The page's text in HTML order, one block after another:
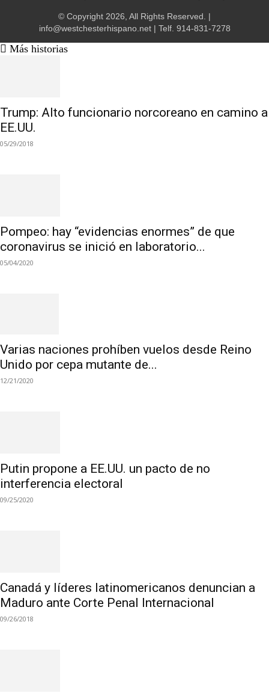
© Copyright 2026, All Rights Reserved. |
info@westchesterhispano.net| Telf. 914-831-7278
Más historias
Trump: Alto funcionario norcoreano en camino a
EE.UU.
05/29/2018
Pompeo: hay “evidencias enormes” de que
coronavirus se inició en laboratorio...
05/04/2020
Varias naciones prohíben vuelos desde Reino
Unido por cepa mutante de...
12/21/2020
Putin propone a EE.UU. un pacto de no
interferencia electoral
09/25/2020
Canadá y líderes latinomericanos denuncian a
Maduro ante Corte Penal Internacional
09/26/2018